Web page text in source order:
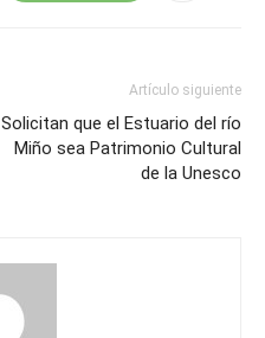
Artículo siguiente
Solicitan que el Estuario del río
Miño sea Patrimonio Cultural
de la Unesco